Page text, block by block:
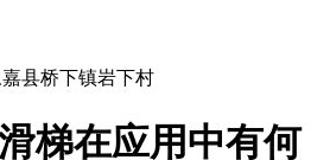
县桥下镇岩下村
梯在应用中有何